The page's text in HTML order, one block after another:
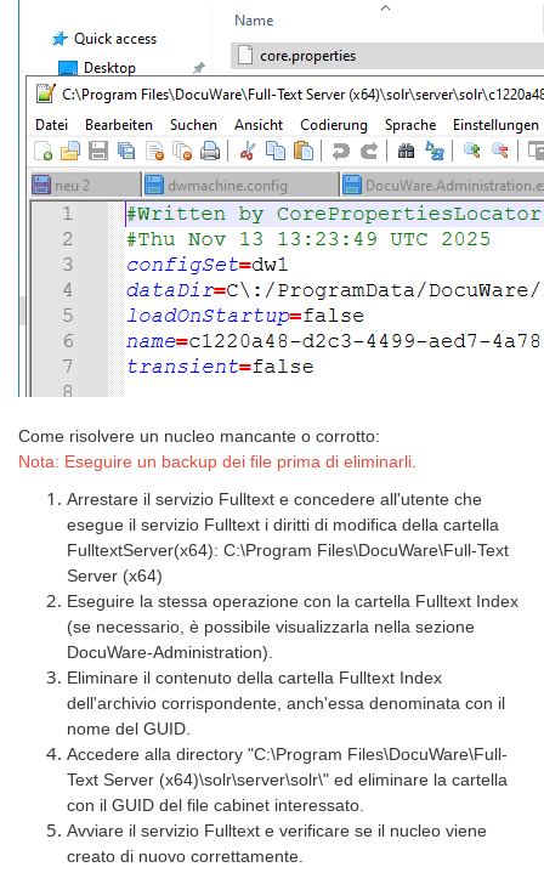
Come risolvere un nucleo mancante o corrotto:
Nota: Eseguire un backup dei file prima di eliminarli
Arrestare il servizio Fulltext e concedere all'utente che
esegue il servizio Fulltext i diritti di modifica della cartella
FulltextServer(x64): C:\Program Files\DocuWare\Full-Text
Server (x64)
Eseguire la stessa operazione con la cartella Fulltext Index
(se necessario, è possibile visualizzarla nella sezione
DocuWare-Administration).
Eliminare il contenuto della cartella Fulltext Index
dell'archivio corrispondente, anch'essa denominata con il
nome del GUID.
Accedere alla directory "C:\Program Files\DocuWare\Full-
Text Server (x64)\solr\server\solr\" ed eliminare la cartella
con il GUID del file cabinet interessato.
Avviare il servizio Fulltext e verificare se il nucleo viene
creato di nuovo correttamente.